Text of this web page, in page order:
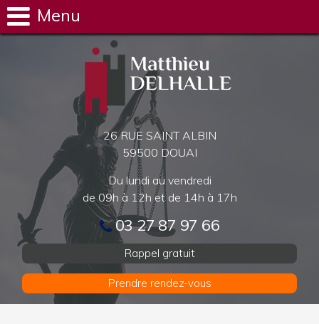
Menu
26 RUE SAINT ALBIN
59500 DOUAI
Du lundi au vendredi
de 09h à 12h et de 14h à 17h
03 27 87 97 66
Rappel gratuit
Prendre rendez-vous